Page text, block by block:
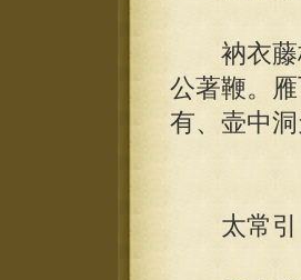
衲衣藤杖
公著鞭。
有、壶中洞
太常引